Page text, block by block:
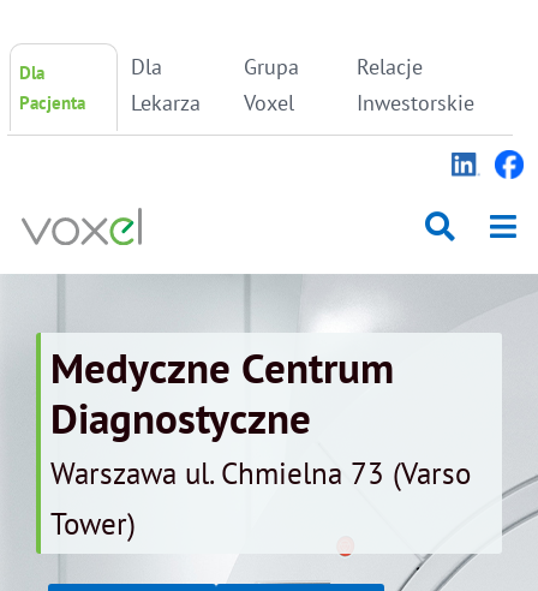
Skip
content
Dla
Pacjenta
Dla
Lekarza
Grupa
Voxel
Relacje
Inwestorskie
Medyczne Centrum
Diagnostyczne
Warszawa ul. Chmielna 73 (Varso
Tower)